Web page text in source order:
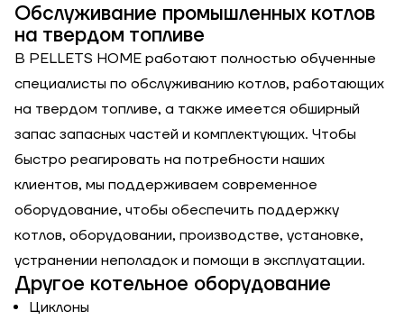
Обслуживание промышленных котлов
на твердом топливе
В PELLETS HOME работают полностью обученные
специалисты по обслуживанию котлов, работающих
на твердом топливе, а также имеется обширный
запас запасных частей и комплектующих. Чтобы
быстро реагировать на потребности наших
клиентов, мы поддерживаем современное
оборудование, чтобы обеспечить поддержку
котлов, оборудовании, производстве, установке,
устранении неполадок и помощи в эксплуатации.
Другое котельное оборудование
Циклоны